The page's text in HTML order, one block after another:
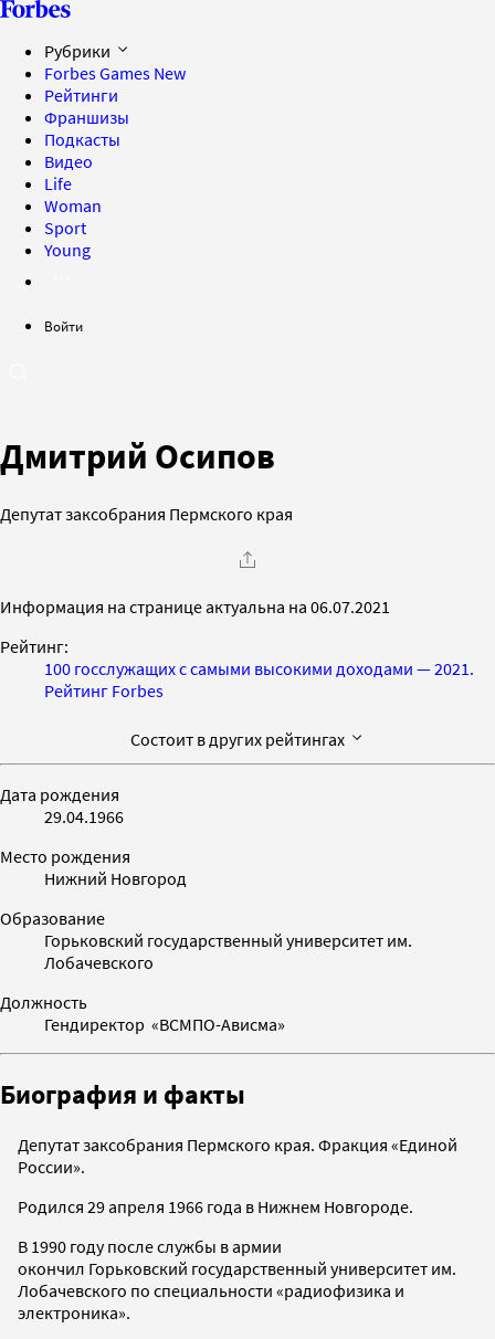
Рубрики
Forbes Games New
Рейтинги
Франшизы
Подкасты
Видео
Life
Woman
Sport
Young
Войти
Дмитрий Осипов
Депутат заксобрания Пермского края
Информация на странице актуальна на 06.07.2021
Рейтинг:
100 госслужащих с самыми высокими доходами — 2021.
Рейтинг Forbes
Состоит в других рейтингах
Дата рождения
29.04.1966
Место рождения
Нижний Новгород
Образование
Горьковский государственный университет им.
Лобачевского
Должность
Гендиректор «ВСМПО-Ависма»
Биография и факты
Депутат заксобрания Пермского края. Фракция «Единой
России».
Родился 29 апреля 1966 года в Нижнем Новгороде.
В 1990 году после службы в армии
окончил Горьковский государственный университет им.
Лобачевского по специальности «радиофизика и
электроника».